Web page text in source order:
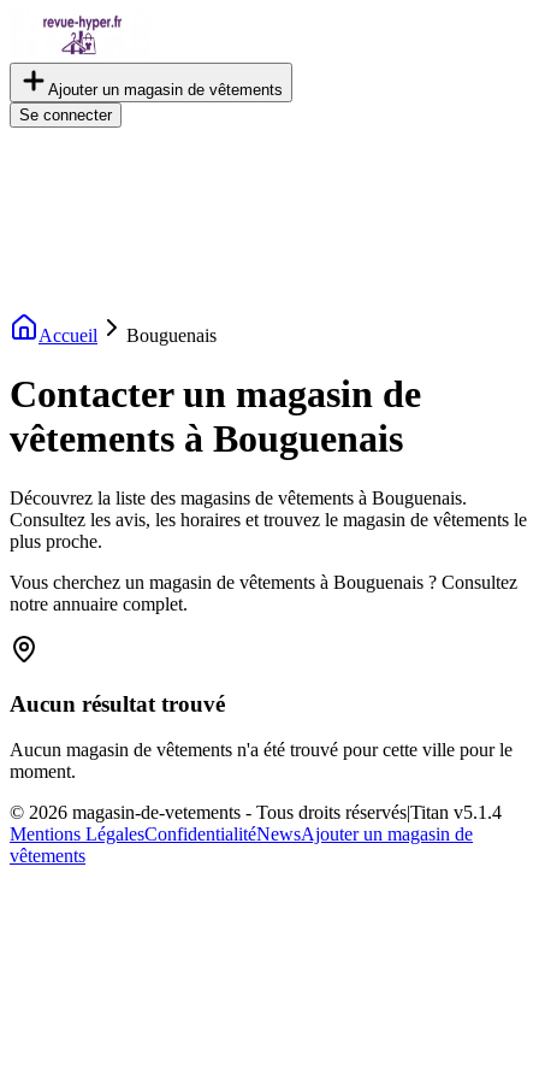
Ajouter un magasin de vêtements
Se connecter
Accueil Bouguenais
Contacter un magasin de
vêtements à Bouguenais
Découvrez la liste des magasins de vêtements à Bouguenais.
Consultez les avis, les horaires et trouvez le magasin de vêtements le
plus proche.
Vous cherchez un magasin de vêtements à Bouguenais ? Consultez
notre annuaire complet.
Aucun résultat trouvé
Aucun magasin de vêtements n'a été trouvé pour cette ville pour le
moment.
© 2026 magasin-de-vetements - Tous droits réservés|Titan v5.1.4
Mentions LégalesConfidentialitéNewsAjouter un magasin de
vêtements